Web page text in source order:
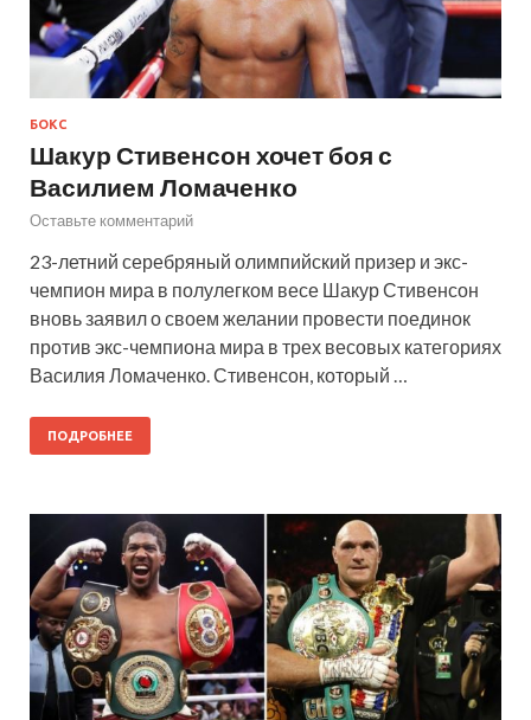
БОКС
Шакур Стивенсон хочет боя с
Василием Ломаченко
Оставьте комментарий
23-летний серебряный олимпийский призер и экс-
чемпион мира в полулегком весе Шакур Стивенсон
вновь заявил о своем желании провести поединок
против экс-чемпиона мира в трех весовых категориях
Василия Ломаченко. Стивенсон, который …
ПОДРОБНЕЕ